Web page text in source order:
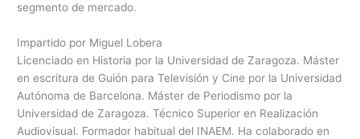
segmento de mercado.
Impartido por Miguel Lobera
Licenciado en Historia por la Universidad de Zaragoza. Máster
en escritura de Guión para Televisión y Cine por la Universidad
Autónoma de Barcelona. Máster de Periodismo por la
Universidad de Zaragoza. Técnico Superior en Realización
Audiovisual. Formador habitual del INAEM. Ha colaborado en